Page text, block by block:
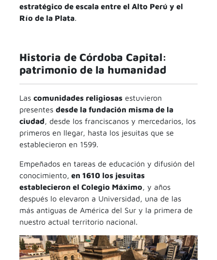
estratégico de escala entre el Alto Perú y el
Río de la Plata.
Historia de Córdoba Capital:
patrimonio de la humanidad
Las comunidades religiosas estuvieron
presentes desde la fundación misma de la
ciudad, desde los franciscanos y mercedarios, los
primeros en llegar, hasta los jesuitas que se
establecieron en 1599.
Empeñados en tareas de educación y difusión del
conocimiento, en 1610 los jesuitas
establecieron el Colegio Máximo, y años
después lo elevaron a Universidad, una de las
más antiguas de América del Sur y la primera de
nuestro actual territorio nacional.